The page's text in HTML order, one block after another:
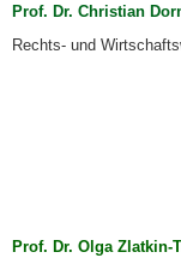
Prof. Dr. Christian
Rechts- und
Prof. Dr. Olga Zlatkin-